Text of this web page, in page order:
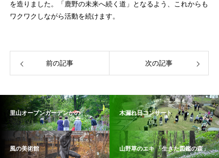
を造りました。「鹿野の未来へ続く道」となるよう、これからも
ワクワクしながら活動を続けます。
前の記事 次の記事
里山オープンガーデンかの 木漏れ日コンサート
風の美術館 山野草のエキ 「生きた図鑑の森」